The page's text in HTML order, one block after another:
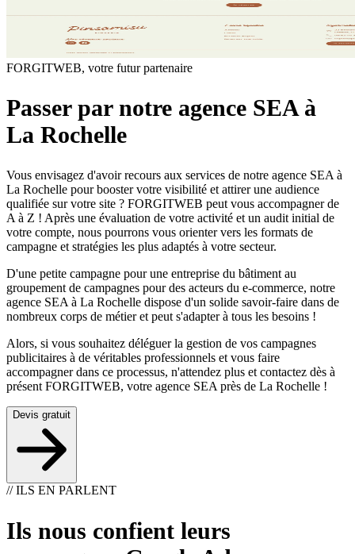
FORGITWEB, votre futur partenaire
Passer par notre agence SEA à
La Rochelle
Vous envisagez d'avoir recours aux services de notre agence SEA à
La Rochelle pour booster votre visibilité et attirer une audience
qualifiée sur votre site ? FORGITWEB peut vous accompagner de
A à Z ! Après une évaluation de votre activité et un audit initial de
votre compte, nous pourrons vous orienter vers les formats de
campagne et stratégies les plus adaptés à votre secteur.
D'une petite campagne pour une entreprise du bâtiment au
groupement de campagnes pour des acteurs du e-commerce, notre
agence SEA à La Rochelle dispose d'un solide savoir-faire dans de
nombreux corps de métier et peut s'adapterà tous les besoins !
Alors, si vous souhaitez déléguer la gestion de vos campagnes
publicitaires à de véritables professionnels et vous faire
accompagner dans ce processus, n'attendez plus et contactez dès à
présent FORGITWEB, votre agence SEA près de La Rochelle !
Devis gratuit
// ILS EN PARLENT
Ils nous confient leurs